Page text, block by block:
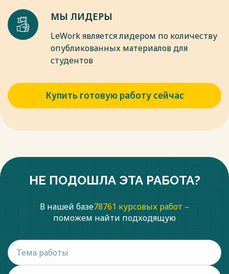
очередь – о преступлениях коррупционной направленности
высокопоставленных должностных лиц Российской
Империи, а также преступления против военной службы.
Весь текст будет доступен после покупки
МЫ ЛИДЕРЫ
LeWork является лидером по количеству
опубликованных материалов для
студентов
Купить готовую работу сейчас
НЕ ПОДОШЛА ЭТА РАБОТА?
В нашей базе78761 курсовых работ –
поможем найти подходящую